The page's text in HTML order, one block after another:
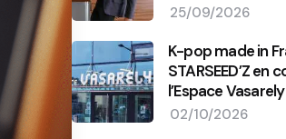
25/09/2026
K-pop made in
STARSEED’Z en
l’Espace Vasarely
02/10/2026